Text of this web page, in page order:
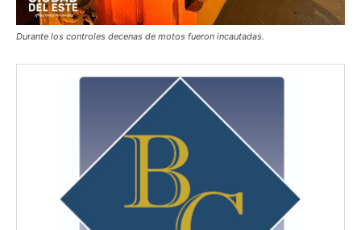
Durante los controles decenas de motos fueron incautadas.